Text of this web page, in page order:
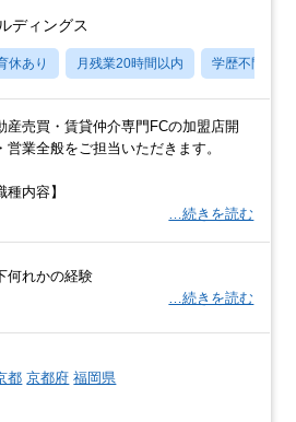
ディングス
休あり 月残業20時間以内 学歴不問
産売買・賃貸仲介専門FCの加盟店開
営業全般をご担当いただきます。
種内容】
…続きを読む
何れかの経験
…続きを読む
都 京都府 福岡県